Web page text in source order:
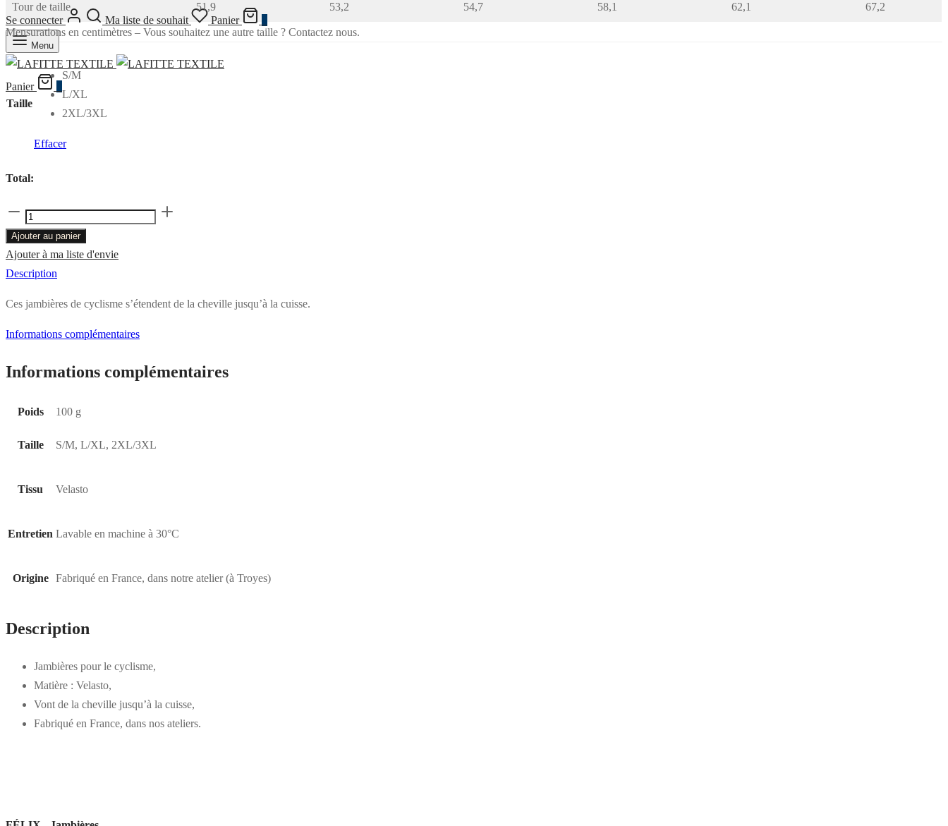
Se connecter Ma liste de souhait Panier
Menu
Panier
Tour de taille 51,9 53,2 54,7 58,1 62,1 67,2
Mensurations en centimètres – Vous souhaitez une autre taille ? Contactez nous.
Taille
S/M
L/XL
2XL/3XL
Effacer
Total:
quantité
de
FÉLIX
-
Ajouter au panier
Ajouter à ma liste d'envie
Description
Ces jambières de cyclisme s’étendent de la cheville jusqu’à la cuisse.
Informations complémentaires
Informations complémentaires
Poids 100 g
Taille S/M, L/XL, 2XL/3XL
Tissu Velasto
Entretien Lavable en machine à 30°C
Origine Fabriqué en France, dans notre atelier (à Troyes)
Description
Jambières pour le cyclisme,
Matière : Velasto,
Vont de la cheville jusqu’à la cuisse,
Fabriqué en France, dans nos ateliers.